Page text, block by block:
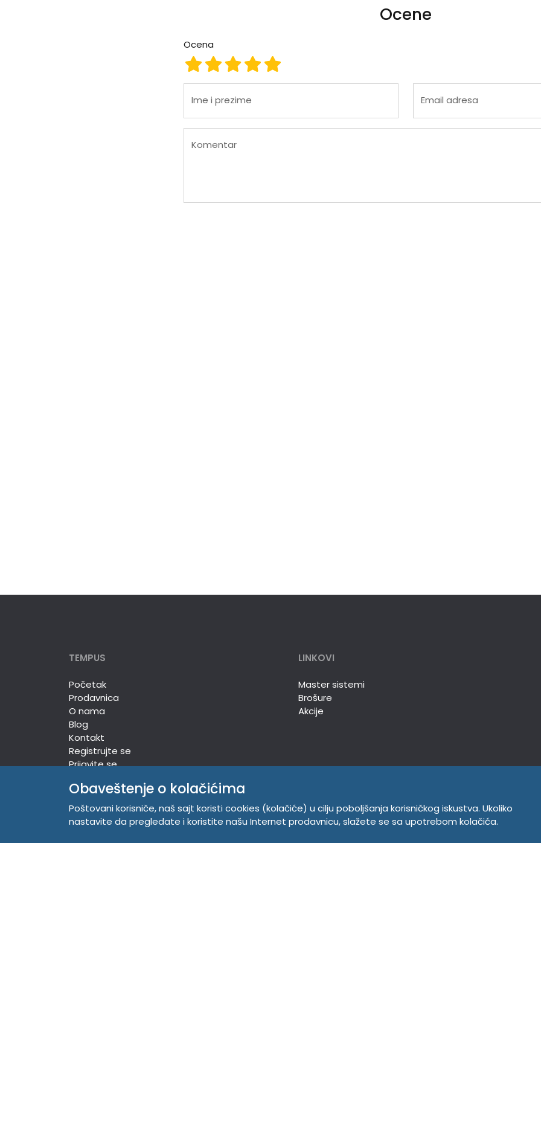
Ocene
Ocena
Ocena 5
Ocena 4
Ocena 3
Ocena 2
Ocena 1
Ime i prezime Email adresa
Komentar
TEMPUS
Početak
Prodavnica
O nama
Blog
Kontakt
Registrujte se
Prijavite se
LINKOVI
Master sistemi
Brošure
Akcije
TEMPUS DOO
Trg Komenskog 2, 21000
INFORMACIJE
Politika o kolačićima
Obaveštenje o kolačićima
Poštovani korisniče, naš sajt koristi cookies (kolačiće) u cilju poboljšanja korisničkog iskustva. Ukoliko
nastavite da pregledate i koristite našu Internet prodavnicu, slažete se sa upotrebom kolačića.